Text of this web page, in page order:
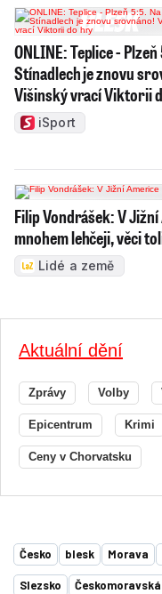
ONLINE: Teplice -
Stínadlech je znovu
Višinský vrací Viktorii
iSport
Filip Vondrášek: V
mnohem lehčeji, věci
Lidé a země
Aktuální dění
Zprávy Volby
Epicentrum Krimi
Ceny v Chorvatsku
Česko blesk Morava
Slezsko